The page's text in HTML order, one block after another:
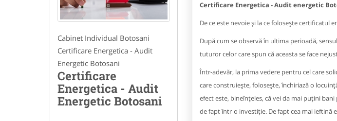
Cabinet Individual Botosani
Certificare Energetica - Audit
Energetic Botosani
Certificare
Energetica - Audit
Energetic Botosani
Certificare Energetica - Audit energetic
De ce este nevoie și la ce folosește certificatul
După cum se observă în ultima perioadă,
tuturor celor care spun că aceasta se face
Într-adevăr, la prima vedere pentru cel care
care construiește, folosește, închiriază o
efect este, bineînțeles, că vei da mai puțini
de fapt într-o investiție. De fapt cea mai ieftină